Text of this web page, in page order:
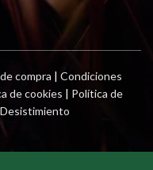
compra |Condiciones
de cookies | Política de
Desistimiento